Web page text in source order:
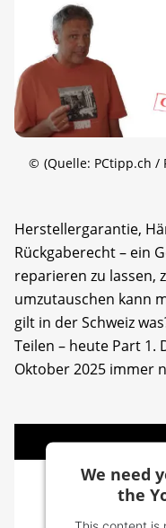
© (Quelle: PCtipp.ch /
Herstellergarantie,
Rückgaberecht – ein
reparieren zu lassen,
umzutauschen kann
gilt in der Schweiz
Teilen – heute Part 1.
Oktober 2025 immer
We need
the